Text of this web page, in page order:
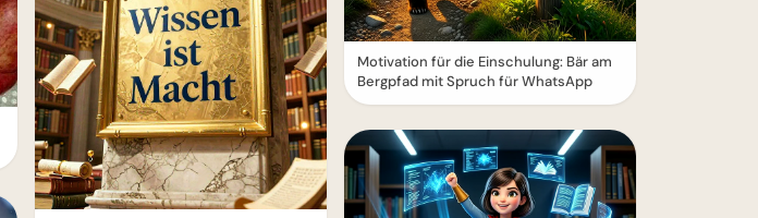
Motivation für die Einschulung: Bär am
Bergpfad mit Spruch für WhatsApp